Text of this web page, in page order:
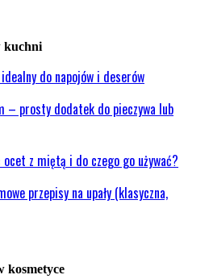
kuchni
do napojów i deserów
– prosty dodatek do pieczywa lub
z miętą i do czego go używać?
przepisy na upały (klasyczna,
kosmetyce